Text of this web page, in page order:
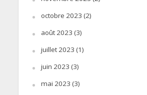
octobre 2023 (2)
août 2023 (3)
juillet 2023 (1)
juin 2023 (3)
mai 2023 (3)